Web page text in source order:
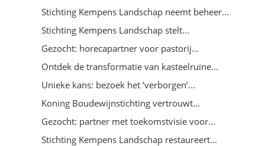
Stichting Kempens Landschap neemt beheer...
Stichting Kempens Landschap stelt...
Gezocht: horecapartner voor pastorij...
Ontdek de transformatie van kasteelruïne...
Unieke kans: bezoek het ‘verborgen’...
Koning Boudewijnstichting vertrouwt...
Gezocht: partner met toekomstvisie voor...
Stichting Kempens Landschap restaureert...